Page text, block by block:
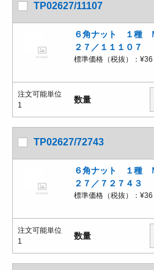
TP02627/11107
６角ナット １種
２７／１１１０７
標準価格（税抜）： ¥36
注文可能単位
1
数量
TP02627/72743
６角ナット １種
２７／７２７４３
標準価格（税抜）： ¥36
注文可能単位
1
数量